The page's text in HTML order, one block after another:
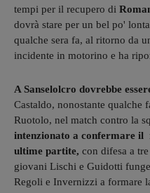
tempi per il recupero di
dovrà stare per un bel po'
qualche sera fa, al ritorno da
incidente in motorino e ha
A Sanselolcro dovrebbe
Castaldo, nonostante qualche
Ruotolo, nel match contro la
intenzionato a confermare il
ultime partite, con difesa a
giovani Lischi e Guidotti
Regoli e Invernizzi a formare